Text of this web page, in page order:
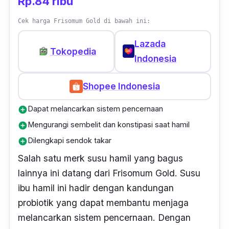
Cek harga Frisomum Gold di bawah ini:
Tokopedia
Lazada
Indonesia
Shopee Indonesia
add_circleDapat melancarkan sistem pencernaan
add_circleMengurangi sembelit dan konstipasi saat hamil
add_circleDilengkapi sendok takar
Salah satu merk susu hamil yang bagus
lainnya ini datang dari Frisomum Gold. Susu
ibu hamil ini hadir dengan kandungan
probiotik yang dapat membantu menjaga
melancarkan sistem pencernaan. Dengan